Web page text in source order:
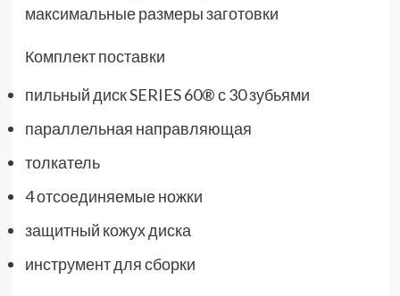
максимальные размеры заготовки
Комплект поставки
пильный диск SERIES 60® с 30 зубьями
параллельная направляющая
толкатель
4 отсоединяемые ножки
защитный кожух диска
инструмент для сборки